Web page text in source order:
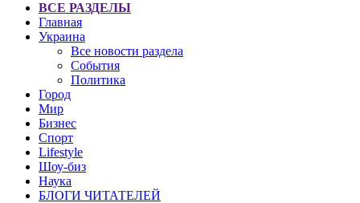
ВСЕ РАЗДЕЛЫ
Главная
Украина
Все новости раздела
События
Политика
Город
Мир
Бизнес
Спорт
Lifestyle
Шоу-биз
Наука
БЛОГИ ЧИТАТЕЛЕЙ